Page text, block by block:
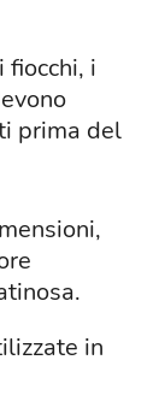
i
prima del
in